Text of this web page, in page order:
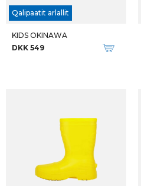
Qalipaatit arlallit
KIDS OKINAWA
DKK 549